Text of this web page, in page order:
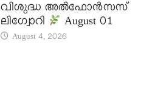
വിശുദ്ധ അൽഫോൻസസ്
ലിഗ്വോറി
August 01
August 4, 2026